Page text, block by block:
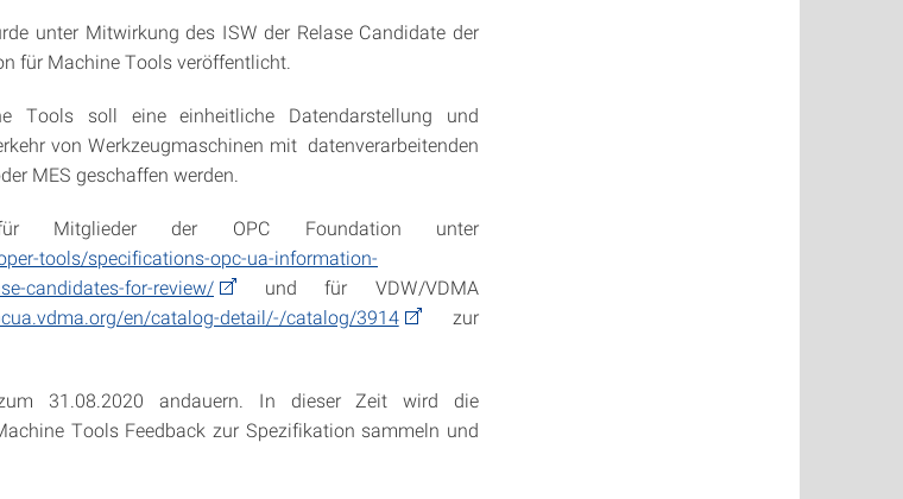
unter Mitwirkung des ISW der Relase Candidate der
für Machine Tools veröffentlicht.
Tools soll eine einheitliche Datendarstellung und
von Werkzeugmaschinen mit datenverarbeitenden
MES geschaffen werden.
Mitglieder der OPC Foundation unter
tools/specifications-opc-ua-information-
candidates-for-review/
und für VDW/VDMA
en/catalog-detail/-/catalog/3914
zur
31.08.2020 andauern. In dieser Zeit wird die
Tools Feedback zur Spezifikation sammeln und